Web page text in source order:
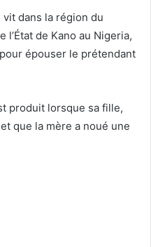
dans la région du
l’État de Kano au Nigeria,
épouser le prétendant
produit lorsque sa fille,
que la mère a noué une